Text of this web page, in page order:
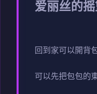
爱丽丝的
回到家可以開背
可以先把包包的